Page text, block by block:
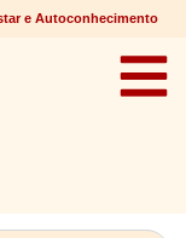
e Autoconhecimento